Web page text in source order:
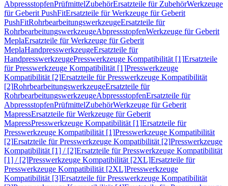
AbpressstopfenPrüfmittelZubehörErsatzteile für ZubehörWerkzeuge
für Geberit PushFitErsatzteile für Werkzeuge für Geberit
PushFitRohrbearbeitungswerkzeugeErsatzteile für
RohrbearbeitungswerkzeugeAbpressstopfenWerkzeuge für Geberit
MeplaErsatzteile für Werkzeuge für Geberit
MeplaHandpresswerkzeugeErsatzteile für
HandpresswerkzeugePresswerkzeuge Kompatibilität [1]Ersatzteile
für Presswerkzeuge Kompatibilität [1]Presswerkzeuge
Kompatibilität [2]Ersatzteile für Presswerkzeuge Kompatibilität
[2]RohrbearbeitungswerkzeugeErsatzteile für
RohrbearbeitungswerkzeugeAbpressstopfenErsatzteile für
AbpressstopfenPrüfmittelZubehörWerkzeuge für Geberit
MapressErsatzteile für Werkzeuge für Geberit
MapressPresswerkzeuge Kompatibilität [1]Ersatzteile für
Presswerkzeuge Kompatibilität [1]Presswerkzeuge Kompatibilität
[2]Ersatzteile für Presswerkzeuge Kompatibilität [2]Presswerkzeuge
Kompatibilität [1] / [2]Ersatzteile für Presswerkzeuge Kompatibilität
[1] / [2]Presswerkzeuge Kompatibilität [2XL]Ersatzteile für
Presswerkzeuge Kompatibilität [2XL]Presswerkzeuge
Kompatibilität [3]Ersatzteile für Presswerkzeuge Kompatibilität